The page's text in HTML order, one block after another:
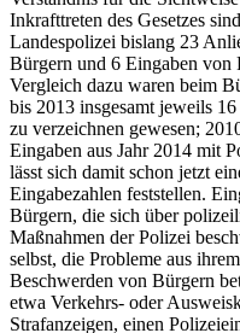
Inkrafttreten des Gesetzes
Landespolizei bislang 23
Bürgern und 6 Eingaben von
Vergleich dazu waren beim
bis 2013 insgesamt jeweils
zu verzeichnen gewesen;
Eingaben aus Jahr 2014 mit
lässt sich damit schon jetzt
Eingabezahlen feststellen.
Bürgern, die sich über
Maßnahmen der Polizei
selbst, die Probleme aus
Beschwerden von Bürgern
etwa Verkehrs- oder
Strafanzeigen, einen